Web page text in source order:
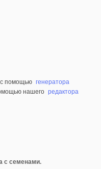
помощью генератора
нашего редактора
с семенами.